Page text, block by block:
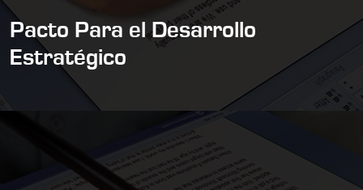
Pacto Para el Desarrollo
Estratégico